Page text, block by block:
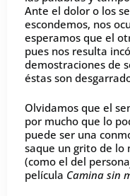
Ante el dolor o los
escondemos, nos
esperamos que el
pues nos resulta
demostraciones de
éstas son
Olvidamos que el
por mucho que lo
puede ser una
saque un grito de lo
(como el del
película Camina sin